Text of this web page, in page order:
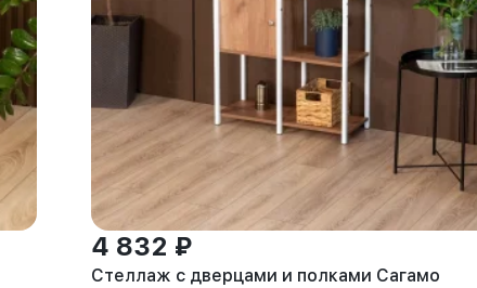
4 832 ₽
Стеллаж с дверцами и полками Сагамо